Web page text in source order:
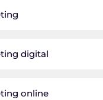
digital
online